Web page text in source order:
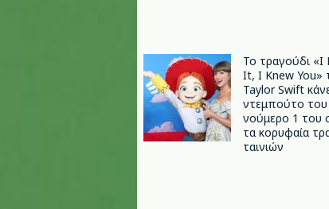
Το τραγούδι «I
It, I Knew You»
Taylor Swift
ντεμπούτο
νούμερο 1 του
τα κορυφαία
ταινιών